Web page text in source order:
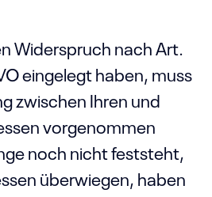
Widerspruch nach Art.
eingelegt haben, muss
zwischen Ihren und
vorgenommen
noch nicht feststeht,
überwiegen, haben